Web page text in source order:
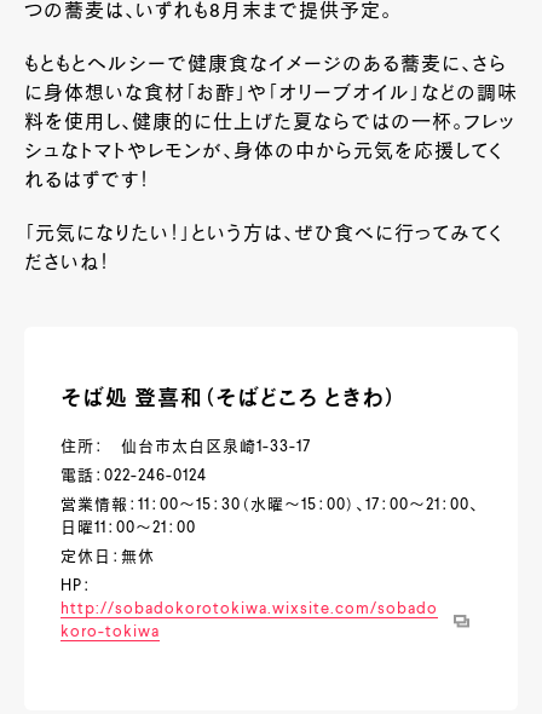
つの蕎麦は、いずれも8月末まで提供予定。
もともとヘルシーで健康食なイメージのある蕎麦に、さら
に身体想いな食材「お酢」や「オリーブオイル」などの調味
料を使用し、健康的に仕上げた夏ならではの一杯。フレッ
シュなトマトやレモンが、身体の中から元気を応援してく
れるはずです！
「元気になりたい！」という方は、 ぜひ食べに行ってみてく
ださいね！
そば処 登喜和（そばどころ ときわ）
住所： 仙台市太白区泉崎1-33-17
電話：022-246-0124
営業情報：11：00～15：30（水曜～15：00）、17：00～21：00、
日曜11：00～21：00
定休日：無休
HP：
http://sobadokorotokiwa.wixsite.com/sobado
koro-tokiwa